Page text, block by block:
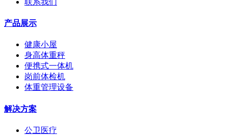
产品展示
健康小屋
身高体重秤
便携式一体机
岗前体检机
体重管理设备
解决方案
公卫医疗